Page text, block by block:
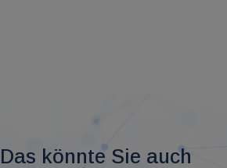
Das könnte Sie auch